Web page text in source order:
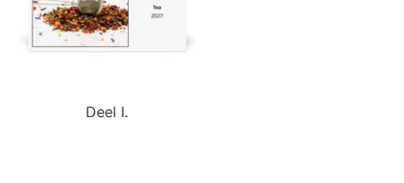
Deel I.